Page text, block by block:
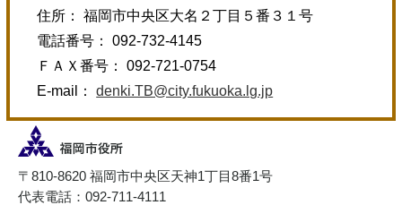
住所： 福岡市中央区大名２丁目５番３１号
電話番号： 092-732-4145
ＦＡＸ番号： 092-721-0754
E-mail：denki.TB@city.fukuoka.lg.jp
〒810-8620 福岡市中央区天神1丁目8番1号
代表電話：092-711-4111